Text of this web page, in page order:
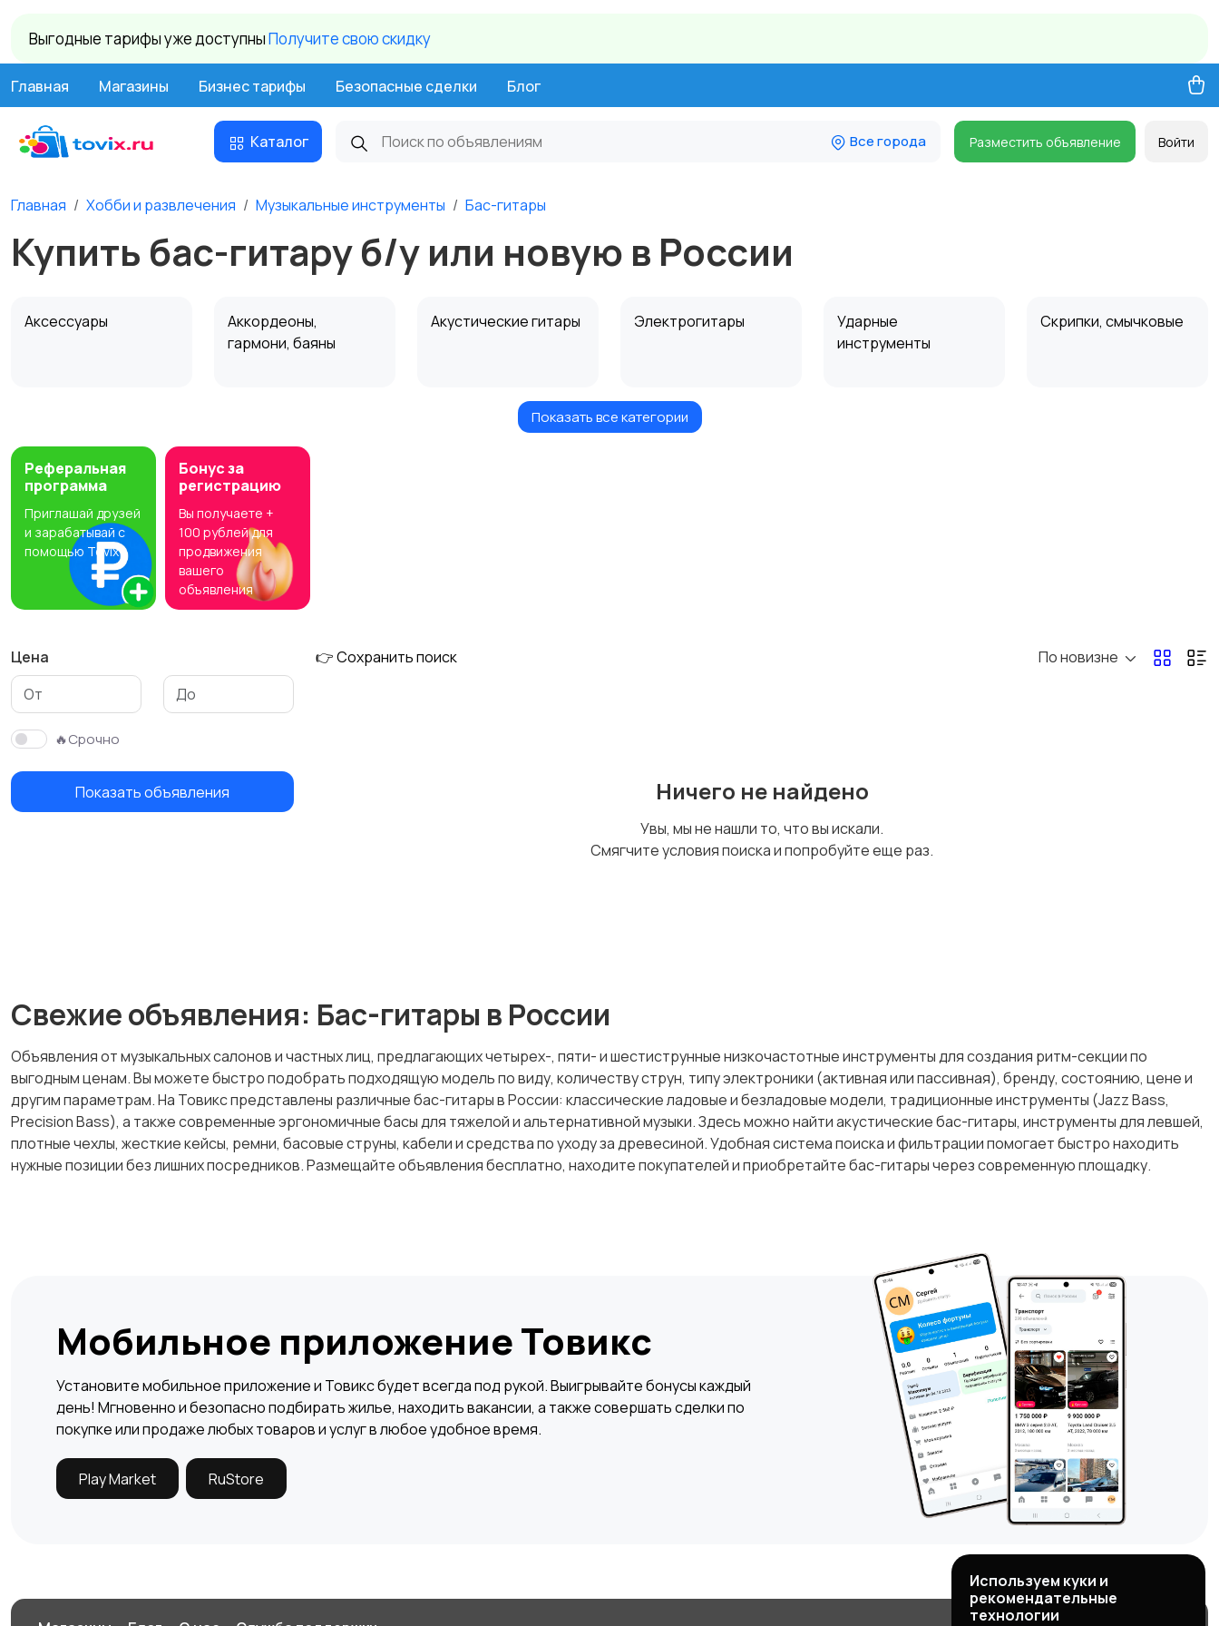
Выгодные тарифы уже доступныПолучите свою скидку
Главная Магазины Бизнес тарифы Безопасные сделки Блог
Каталог Все города Разместить объявление Войти
Главная Хобби и развлечения Музыкальные инструменты Бас-гитары
Купить бас-гитару б/у или новую в России
Аксессуары
Аккордеоны,
гармони, баяны
Акустические гитары Электрогитары
Ударные
инструменты
Скрипки, смычковые
инструменты
Микшерные пульты Клавишные
Бас-гитары
Показать все категории
Реферальная
программа
Приглашай друзей
и зарабатывай с
помощью Tovix
Бонус за
регистрацию
Вы получаете +
100 рублей для
продвижения
вашего
объявления
Цена
🔥Срочно
Показать объявления
👉 Сохранить поиск По новизне
Ничего не найдено
Увы, мы не нашли то, что вы искали.
Смягчите условия поиска и попробуйте еще раз.
Свежие объявления: Бас-гитары в России
Объявления от музыкальных салонов и частных лиц, предлагающих четырех-, пяти- и шестиструнные низкочастотные инструменты для создания ритм-секции по
выгодным ценам. Вы можете быстро подобрать подходящую модель по виду, количеству струн, типу электроники (активная или пассивная), бренду, состоянию, цене и
другим параметрам. На Товикс представлены различные бас-гитары в России: классические ладовые и безладовые модели, традиционные инструменты (Jazz Bass,
Precision Bass), а также современные эргономичные басы для тяжелой и альтернативной музыки. Здесь можно найти акустические бас-гитары, инструменты для левшей,
плотные чехлы, жесткие кейсы, ремни, басовые струны, кабели и средства по уходу за древесиной. Удобная система поиска и фильтрации помогает быстро находить
нужные позиции без лишних посредников. Размещайте объявления бесплатно, находите покупателей и приобретайте бас-гитары через современную площадку.
Мобильное приложение Товикс
Установите мобильное приложение и Товикс будет всегда под рукой. Выигрывайте бонусы каждый
день! Мгновенно и безопасно подбирать жилье, находить вакансии, а также совершать сделки по
покупке или продаже любых товаров и услуг в любое удобное время.
Play Market RuStore
Используем куки и
рекомендательные
технологии
×
Заберите ваш бонус!